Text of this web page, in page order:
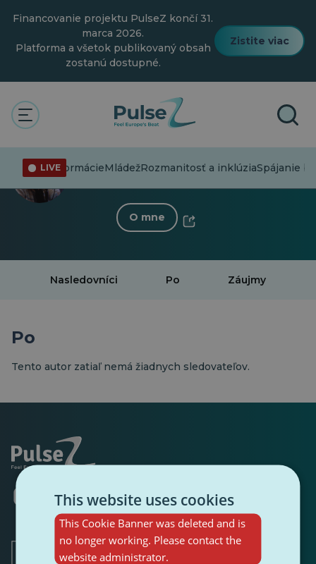
obsah
Financovanie projektu PulseZ končí 31.
marca 2026.
Platforma a všetok publikovaný obsah
zostanú dostupné.
Zistite viac
LIVE
DezinformácieMládežRozmanitosť a inklúziaSpájanie
2 Nasledovníci·0 Po
O mne
Nasledovníci Po Záujmy
Po
Tento autor zatiaľ nemá žiadnych sledovateľov.
Otvorí
sa
karte
sa
v
novej
karte
sa
v
novej
karte
sa
v
novej
karte
sa
v
novej
karte
This website uses cookies
This Cookie Banner was deleted and is
no longer working. Please contact the
website administrator.